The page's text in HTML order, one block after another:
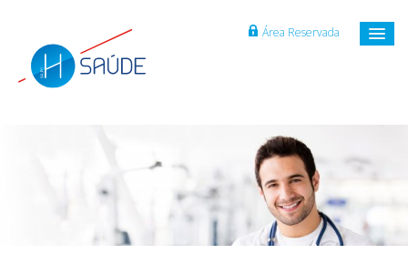
Área Reservada